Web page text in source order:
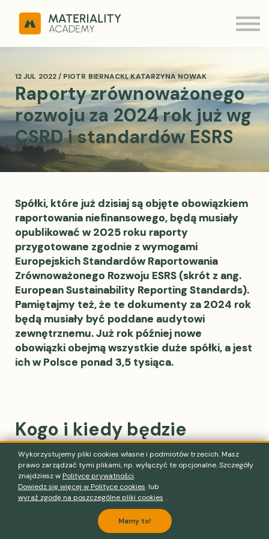
ESRS Q&A
MATERIALITY
Kontakt
Zaloguj
12 JUL 2022 / PIOTR BIERNACKI, KATARZYNA NOWAK
Raporty zrównoważonego
rozwoju za 2024 rok już wg
CSRD i standardów ESRS
Spółki, które już dzisiaj są objęte obowiązkiem
raportowania niefinansowego, będą musiały
opublikować w 2025 roku raporty
przygotowane zgodnie z wymogami
Europejskich Standardów Raportowania
Zrównoważonego Rozwoju ESRS (skrót z ang.
European Sustainability Reporting Standards).
Pamiętajmy też, że te dokumenty za 2024 rok
będą musiały być poddane audytowi
zewnętrznemu. Już rok później nowe
obowiązki obejmą wszystkie duże spółki, a jest
ich w Polsce ponad 3,5 tysiąca.
Kogo i kiedy będzie
dotyczyć CSRD i ESRS?
W poniższej tabeli ujęliśmy różne rodzaje spółek,
które będą zobowiązane do publikowania
raportów zrównoważonego rozwoju i
harmonogram wchodzenia w życie nowych
Wykorzystujemy pliki cookies własne i podmiotów trzecich. Masz
prawo zarządzać tymi plikami, np. wyłączyć te opcjonalne. Szczegóły
znajdziesz w Polityce prywatności.
Dowiedz się więcej w Polityce cookies lub
wyraź zgodę na poszczególne pliki cookies .
Mamy to!